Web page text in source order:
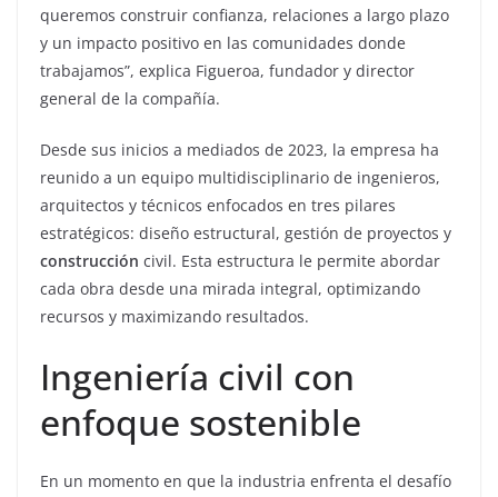
queremos construir confianza, relaciones a largo plazo
y un impacto positivo en las comunidades donde
trabajamos”, explica Figueroa, fundador y director
general de la compañía.
Desde sus inicios a mediados de 2023, la empresa ha
reunido a un equipo multidisciplinario de ingenieros,
arquitectos y técnicos enfocados en tres pilares
estratégicos: diseño estructural, gestión de proyectos y
construcción civil. Esta estructura le permite abordar
cada obra desde una mirada integral, optimizando
recursos y maximizando resultados.
Ingeniería civil con
enfoque sostenible
En un momento en que la industria enfrenta el desafío